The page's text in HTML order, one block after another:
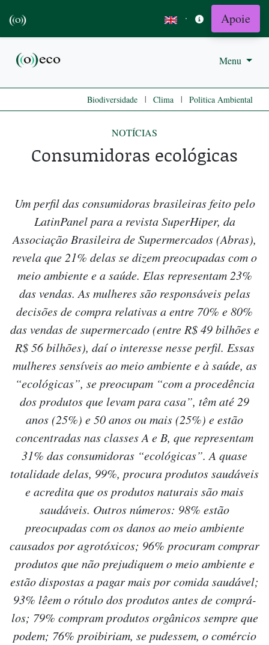
· Apoie
Menu
Biodiversidade | Clima | Politica Ambiental
NOTÍCIAS
Consumidoras ecológicas
Um perfil das consumidoras brasileiras feito pelo
LatinPanel para a revista SuperHiper, da
Associação Brasileira de Supermercados (Abras),
revela que 21% delas se dizem preocupadas com o
meio ambiente e a saúde. Elas representam 23%
das vendas. As mulheres são responsáveis pelas
decisões de compra relativas a entre 70% e 80%
das vendas de supermercado (entre R$ 49 bilhões e
R$ 56 bilhões), daí o interesse nesse perfil. Essas
mulheres sensíveis ao meio ambiente e à saúde, as
“ecológicas”, se preocupam “com a procedência
dos produtos que levam para casa”, têm até 29
anos (25%) e 50 anos ou mais (25%) e estão
concentradas nas classes A e B, que representam
31% das consumidoras “ecológicas”. A quase
totalidade delas, 99%, procura produtos saudáveis
e acredita que os produtos naturais são mais
saudáveis. Outros números: 98% estão
preocupadas com os danos ao meio ambiente
causados por agrotóxicos; 96% procuram comprar
produtos que não prejudiquem o meio ambiente e
estão dispostas a pagar mais por comida saudável;
93% lêem o rótulo dos produtos antes de comprá-
los; 79% compram produtos orgânicos sempre que
podem; 76% proibiriam, se pudessem, o comércio